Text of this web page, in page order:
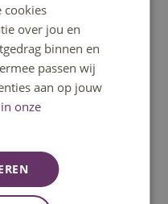
Bekijk hier het
cookies
over jou en
binnen en
passen wij
aan op jouw
onze